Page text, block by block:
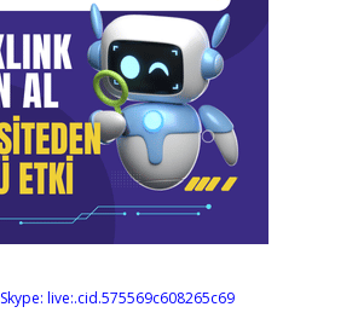
Skype: live:.cid.575569c608265c69